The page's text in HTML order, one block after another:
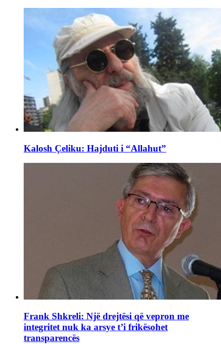
Kalosh Çeliku: Hajduti i “Allahut”
Frank Shkreli: Një drejtësi që vepron me
integritet nuk ka arsye t’i frikësohet
transparencës